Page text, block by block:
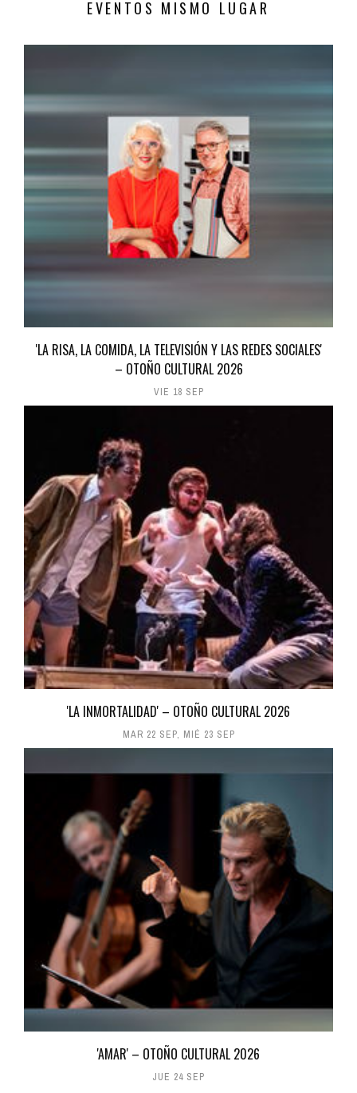
EVENTOS MISMO LUGAR
'LA RISA, LA COMIDA, LA TELEVISIÓN Y LAS REDES SOCIALES'
– OTOÑO CULTURAL 2026
VIE 18 SEP
'LA INMORTALIDAD' – OTOÑO CULTURAL 2026
MAR 22 SEP, MIÉ 23 SEP
'AMAR' – OTOÑO CULTURAL 2026
JUE 24 SEP